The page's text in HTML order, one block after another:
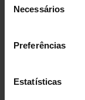
Necessários
Preferências
Estatísticas